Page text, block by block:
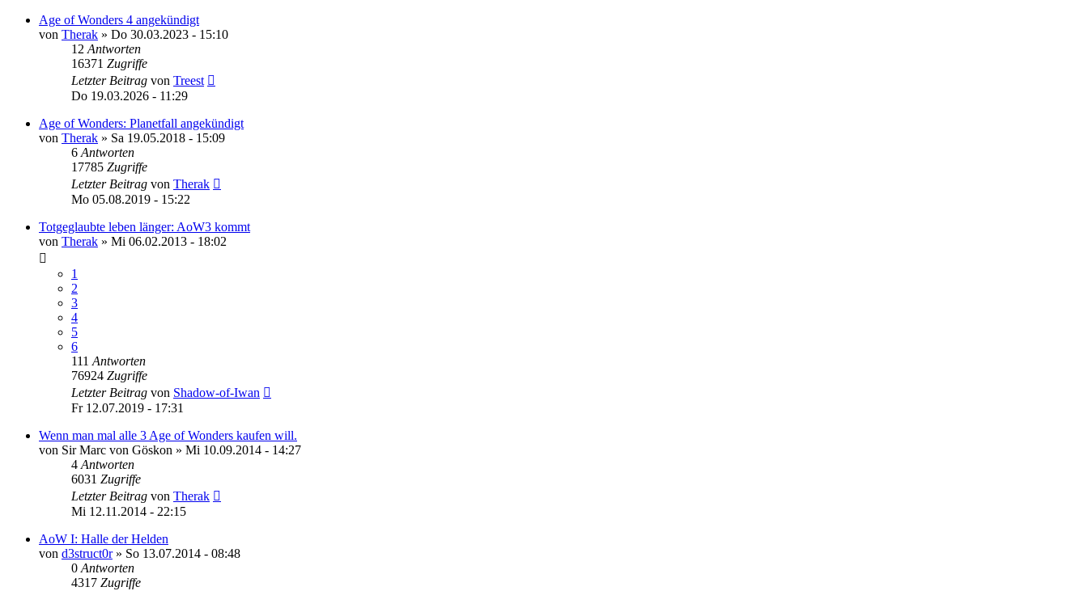
Age of Wonders 4 angekündigt
von Therak » Do 30.03.2023 - 15:10
12 Antworten
16371 Zugriffe
Letzter Beitrag von Treest
Do 19.03.2026 - 11:29
Age of Wonders: Planetfall angekündigt
von Therak » Sa 19.05.2018 - 15:09
6 Antworten
17785 Zugriffe
Letzter Beitrag von Therak
Mo 05.08.2019 - 15:22
Totgeglaubte leben länger: AoW3 kommt
von Therak » Mi 06.02.2013 - 18:02
1
2
3
4
5
6
111 Antworten
76924 Zugriffe
Letzter Beitrag von Shadow-of-Iwan
Fr 12.07.2019 - 17:31
Wenn man mal alle 3 Age of Wonders kaufen will.
von Sir Marc von Göskon » Mi 10.09.2014 - 14:27
4 Antworten
6031 Zugriffe
Letzter Beitrag von Therak
Mi 12.11.2014 - 22:15
AoW I: Halle der Helden
von d3struct0r» So 13.07.2014 - 08:48
0 Antworten
4317 Zugriffe